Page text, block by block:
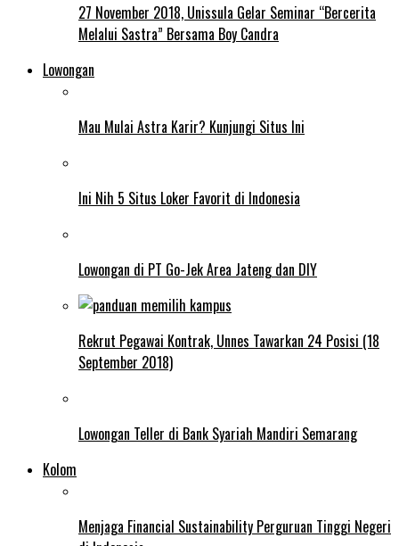
27 November 2018, Unissula Gelar Seminar “Bercerita
Melalui Sastra” Bersama Boy Candra
Lowongan
Mau Mulai Astra Karir? Kunjungi Situs Ini
Ini Nih 5 Situs Loker Favorit di Indonesia
Lowongan di PT Go-Jek Area Jateng dan DIY
Rekrut Pegawai Kontrak, Unnes Tawarkan 24 Posisi (18
September 2018)
Lowongan Teller di Bank Syariah Mandiri Semarang
Kolom
Menjaga Financial Sustainability Perguruan Tinggi Negeri